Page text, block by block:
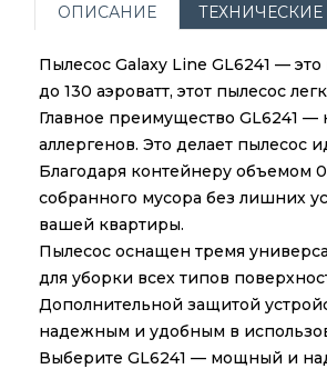
ОПИСАНИЕ
Пылесос Galaxy Line GL6241 —
до 130 аэроватт, этот пылесос
Главное преимущество GL6241
аллергенов. Это делает пылесос
Благодаря контейнеру объемом
собранного мусора без лишних
вашей квартиры.
Пылесос оснащен тремя
для уборки всех типов
Дополнительной защитой
надежным и удобным в
Выберите GL6241 — мощный и